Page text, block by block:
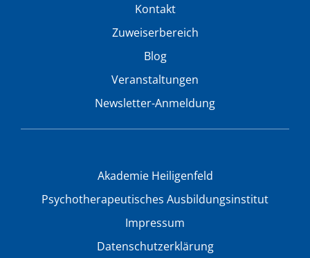
Kontakt
Zuweiserbereich
Blog
Veranstaltungen
Newsletter-Anmeldung
Akademie Heiligenfeld
Psychotherapeutisches Ausbildungsinstitut
Impressum
Datenschutzerklärung